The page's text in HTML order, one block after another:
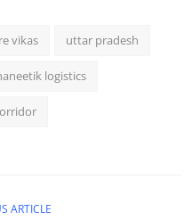
vikas uttar pradesh
logistics
ARTICLE